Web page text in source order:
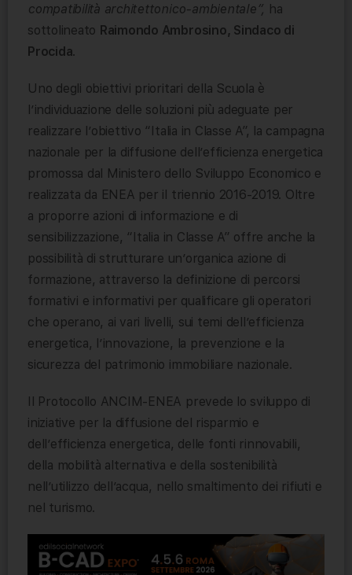
compatibilità architettonico-ambientale”, ha
sottolineato Raimondo Ambrosino, Sindaco di
Procida.
Uno degli obiettivi prioritari della Scuola è
l’individuazione delle soluzioni più adeguate per
realizzare l’obiettivo “Italia in Classe A”, la campagna
nazionale per la diffusione dell’efficienza energetica
promossa dal Ministero dello Sviluppo Economico e
realizzata da ENEA per il triennio 2016-2019. Oltre
a proporre azioni di informazione e di
sensibilizzazione, “Italia in Classe A” offre anche la
possibilità di strutturare un’organica azione di
formazione, attraverso la definizione di percorsi
formativi e informativi per qualificare gli operatori
che operano, ai vari livelli, sui temi dell’efficienza
energetica, l’innovazione, la prevenzione e la
sicurezza del patrimonio immobiliare nazionale.
Il Protocollo ANCIM-ENEA prevede lo sviluppo di
iniziative per la diffusione del risparmio e
dell’efficienza energetica, delle fonti rinnovabili,
della mobilità alternativa e della sostenibilità
nell’utilizzo dell’acqua, nello smaltimento dei rifiuti e
nel turismo.